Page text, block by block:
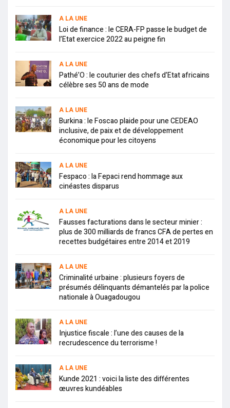
A LA UNE
Loi de finance : le CERA-FP passe le budget de
l’Etat exercice 2022 au peigne fin
A LA UNE
Pathé’O : le couturier des chefs d’Etat africains
célèbre ses 50 ans de mode
A LA UNE
Burkina : le Foscao plaide pour une CEDEAO
inclusive, de paix et de développement
économique pour les citoyens
A LA UNE
Fespaco : la Fepaci rend hommage aux
cinéastes disparus
A LA UNE
Fausses facturations dans le secteur minier :
plus de 300 milliards de francs CFA de pertes en
recettes budgétaires entre 2014 et 2019
A LA UNE
Criminalité urbaine : plusieurs foyers de
présumés délinquants démantelés par la police
nationale à Ouagadougou
A LA UNE
Injustice fiscale : l’une des causes de la
recrudescence du terrorisme !
A LA UNE
Kunde 2021 : voici la liste des différentes
œuvres kundéables